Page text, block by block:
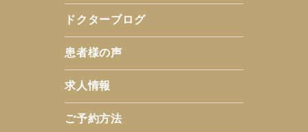
ドクターブログ
患者様の声
求人情報
ご予約方法